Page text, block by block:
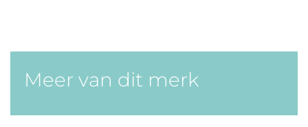
Meer van dit merk